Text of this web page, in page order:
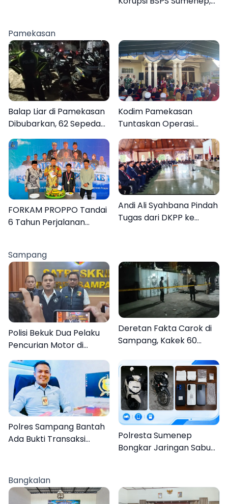
Rakyat
Pamekasan
Balap Liar di Pamekasan
Dibubarkan, 62 Sepeda
Motor Diamankan
Kodim Pamekasan
Tuntaskan Operasi
Katarak Gratis, 160
Warga Kembali Melihat
Lebih Jelas
FORKAM PROPPO Tandai
6 Tahun Perjalanan
Organisasi
Andi Ali Syahbana Pindah
Tugas dari DKPP ke
Sampang
Polisi Bekuk Dua Pelaku
Pencurian Motor di
Bajrasokah Sampang
Deretan Fakta Carok di
Sampang, Kakek 60
Pria
Polres Sampang Bantah
Ada Bukti Transaksi
Polresta Sumenep
Bongkar Jaringan Sabu
Bangkalan